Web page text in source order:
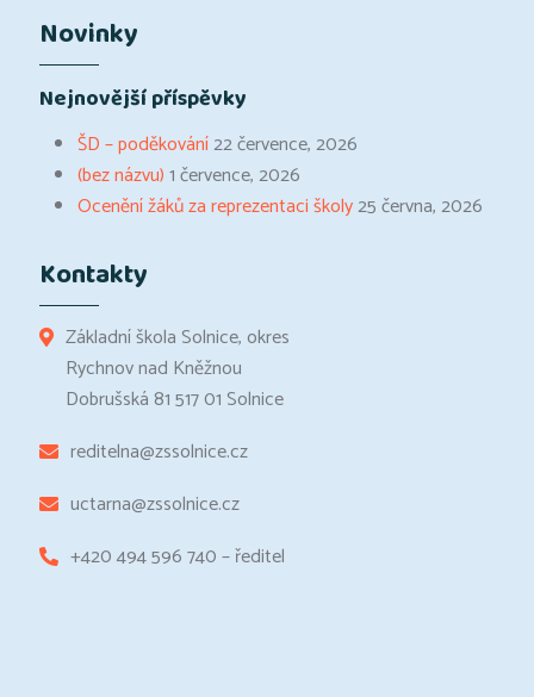
Novinky
Nejnovější příspěvky
ŠD – poděkování22 července, 2026
(bez názvu)1 července, 2026
Ocenění žáků za reprezentaci školy25 června, 2026
Kontakty
Základní škola Solnice, okres
Rychnov nad Kněžnou
Dobrušská 81 517 01 Solnice
reditelna@zssolnice.cz
uctarna@zssolnice.cz
+420 494 596 740 – ředitel